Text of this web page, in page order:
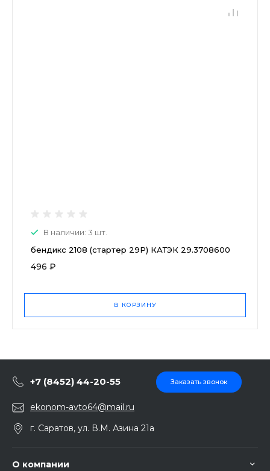
В наличии: 3 шт.
бендикс 2108 (стартер 29Р) КАТЭК 29.3708600
496 ₽
В КОРЗИНУ
+7 (8452) 44-20-55 Заказать звонок
ekonom-avto64@mail.ru
г. Саратов, ул. В.М. Азина 21а
О компании